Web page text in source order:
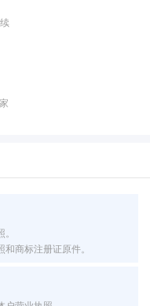
商标注册证原件。